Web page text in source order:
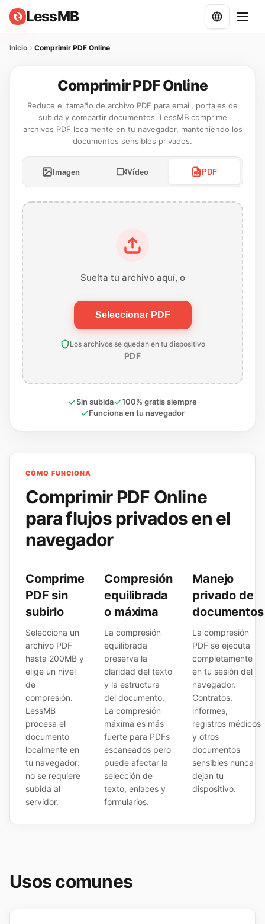
LessMB
Inicio Comprimir PDF Online
Comprimir PDF Online
Reduce el tamaño de archivo PDF para email, portales de
subida y compartir documentos. LessMB comprime
archivos PDF localmente en tu navegador, manteniendo los
documentos sensibles privados.
Imagen Vídeo PDF
Suelta tu archivo aquí, o
Seleccionar PDF
Los archivos se quedan en tu dispositivo
PDF
Sin subida
100% gratis siempre
Funciona en tu navegador
CÓMO FUNCIONA
Comprimir PDF Online
para flujos privados en el
navegador
Comprime
PDF sin
subirlo
Selecciona un
archivo PDF
hasta 200MB y
elige un nivel
de
compresión.
LessMB
procesa el
documento
localmente en
tu navegador:
no se requiere
subida al
servidor.
Compresión
equilibrada
o máxima
La compresión
equilibrada
preserva la
claridad del texto
y la estructura
del documento.
La compresión
máxima es más
fuerte para PDFs
escaneados pero
puede afectar la
selección de
texto, enlaces y
formularios.
Manejo
privado de
documentos
La compresión
PDF se ejecuta
completamente
en tu sesión del
navegador.
Contratos,
informes,
registros médicos
y otros
documentos
sensibles nunca
dejan tu
dispositivo.
Usos comunes